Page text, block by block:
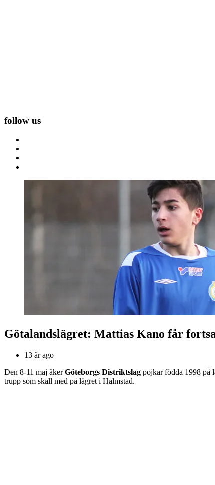
follow us
Götalandslägret: Mattias Kano får
13 år ago
Den 8-11 maj åkerGöteborgs Distriktslag pojkar födda 1998 på
trupp som skall med på lägret i Halmstad.